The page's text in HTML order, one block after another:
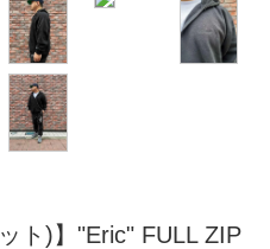
ト)】"Eric" FULL ZIP